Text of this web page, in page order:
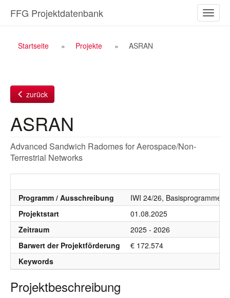
Inhalt
ein-/
FFG Projektdatenbank
Breadcrumb
Startseite Projekte ASRAN
zurück
ASRAN
Advanced Sandwich Radomes for Aerospace/Non-
Terrestrial Networks
Programm / Ausschreibung
IWI 24/26, Basisprogramme
Projektstart
01.08.2025
Zeitraum
2025 - 2026
Barwert der Projektförderung
€ 172.574
Keywords
Projektbeschreibung